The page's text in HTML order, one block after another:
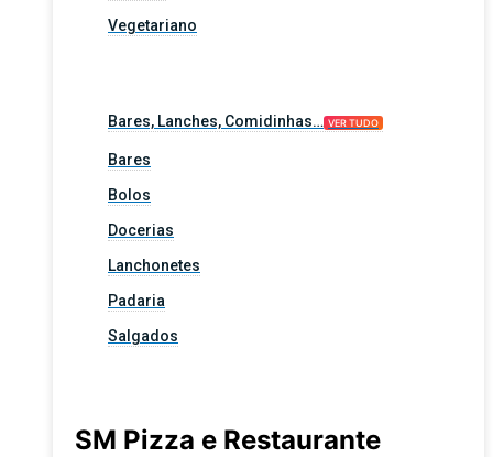
Vegetariano
Bares, Lanches, Comidinhas… VER TUDO
Bares
Bolos
Docerias
Lanchonetes
Padaria
Salgados
SM Pizza e Restaurante